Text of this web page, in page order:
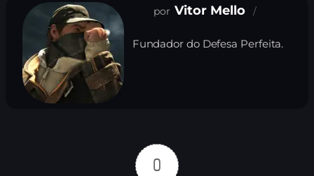
Vitor Mello
Fundador do Defesa Perfeita.
0